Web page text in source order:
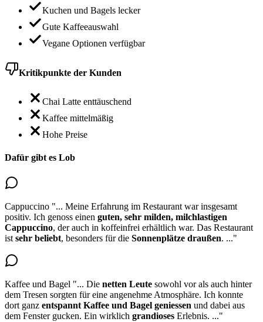
Kuchen und Bagels lecker
Gute Kaffeeauswahl
Vegane Optionen verfügbar
Kritikpunkte der Kunden
Chai Latte enttäuschend
Kaffee mittelmäßig
Hohe Preise
Dafür gibt es Lob
Cappuccino "... Meine Erfahrung im Restaurant war insgesamt
positiv. Ich genoss einen guten, sehr milden, milchlastigen
Cappuccino, der auch in koffeinfrei erhältlich war. Das Restaurant
ist sehr beliebt, besonders für die Sonnenplätze draußen. ..."
Kaffee und Bagel "... Die netten Leute sowohl vor als auch hinter
dem Tresen sorgten für eine angenehme Atmosphäre. Ich konnte
dort ganz entspannt Kaffee und Bagel geniessen und dabei aus
dem Fenster gucken. Ein wirklich grandioses Erlebnis. ..."